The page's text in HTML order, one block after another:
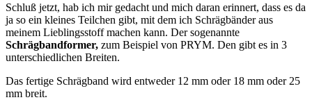
Schluß jetzt, hab ich mir gedacht und mich daran erinnert, dass es da
ja so ein kleines Teilchen gibt, mit dem ich Schrägbänder aus
meinem Lieblingsstoff machen kann. Der sogenannte
Schrägbandformer, zum Beispiel von PRYM. Den gibt es in 3
unterschiedlichen Breiten.
Das fertige Schrägband wird entweder12 mm oder 18 mm oder 25
mm breit.